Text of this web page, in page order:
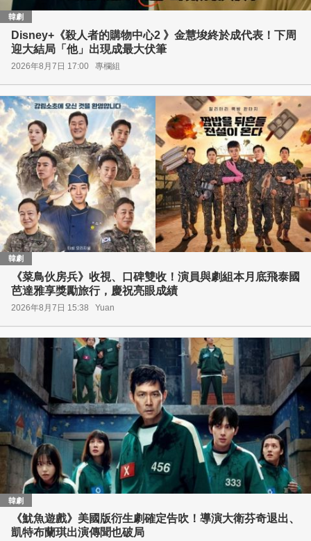
韓劇
Disney+《殺人者的購物中心2 》金慧埈終於成代表！下周
迎大結局「他」出現成最大伏筆
2026年8月7日 17:00 專欄組
韓劇
《菜鳥伙房兵》收視、口碑雙收！演員與劇組本月底飛泰國
芭達雅享獎勵旅行，慶祝亮眼成績
2026年8月7日 15:38 Yuan
韓劇
《魷魚遊戲》美國版衍生劇確定告吹！導演大衛芬奇退出、
凱特布蘭琪出演傳聞也破局